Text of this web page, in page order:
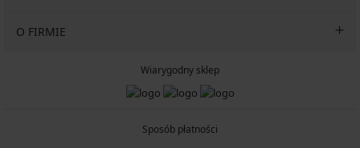
O FIRMIE
Wiarygodny sklep
Sposób płatności